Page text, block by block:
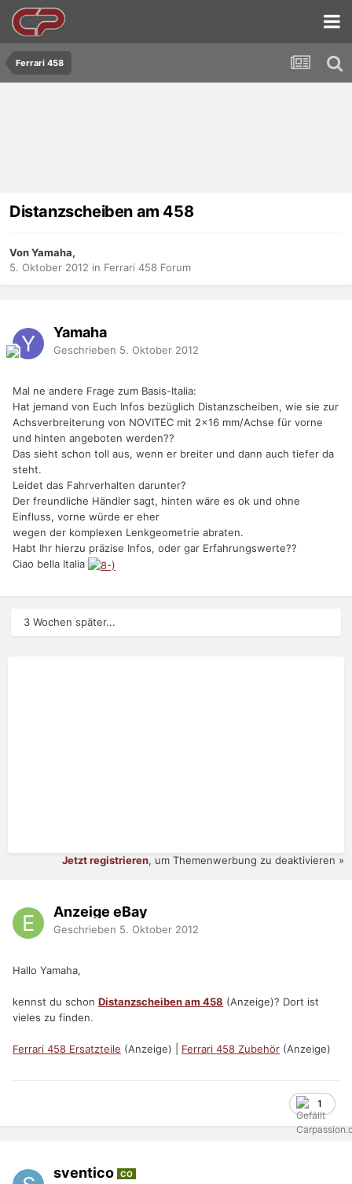
Ferrari 458
Distanzscheiben am 458
Von Yamaha,
5. Oktober 2012 in Ferrari 458 Forum
Yamaha
Geschrieben 5. Oktober 2012
Mal ne andere Frage zum Basis-Italia:
Hat jemand von Euch Infos bezüglich Distanzscheiben, wie sie zur
Achsverbreiterung von NOVITEC mit 2x16 mm/Achse für vorne
und hinten angeboten werden??
Das sieht schon toll aus, wenn er breiter und dann auch tiefer da
steht.
Leidet das Fahrverhalten darunter?
Der freundliche Händler sagt, hinten wäre es ok und ohne
Einfluss, vorne würde er eher
wegen der komplexen Lenkgeometrie abraten.
Habt Ihr hierzu präzise Infos, oder gar Erfahrungswerte??
Ciao bella Italia
3 Wochen später...
Jetzt registrieren, um Themenwerbung zu deaktivieren »
Anzeige eBay
Geschrieben 5. Oktober 2012
Hallo Yamaha,
kennst du schon Distanzscheiben am 458 (Anzeige)? Dort ist
vieles zu finden.
Ferrari 458 Ersatzteile (Anzeige) | Ferrari 458 Zubehör (Anzeige)
1
sventico CO